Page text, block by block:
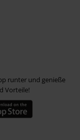
runter und genieße
Vorteile!